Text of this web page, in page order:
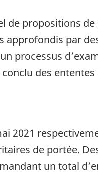
de propositions
approfondis par
processus
des
2021
de portée.
un total